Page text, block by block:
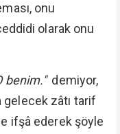
onu
olarak onu
benim." demiyor,
zâtı tarif
ifşâ ederek şöyle